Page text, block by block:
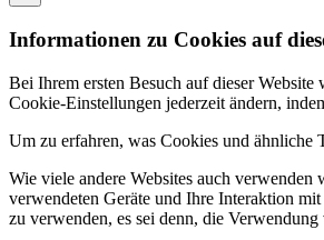
Informationen zu Cookies auf
Bei Ihrem ersten Besuch auf dieser
Cookie-Einstellungen jederzeit ändern,
Um zu erfahren, was Cookies und ähnliche
Wie viele andere Websites auch
verwendeten Geräte und Ihre Interaktion
zu verwenden, es sei denn, die